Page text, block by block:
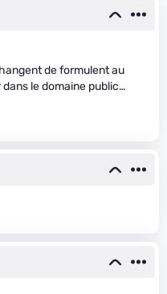
de formulent au
le domaine public…